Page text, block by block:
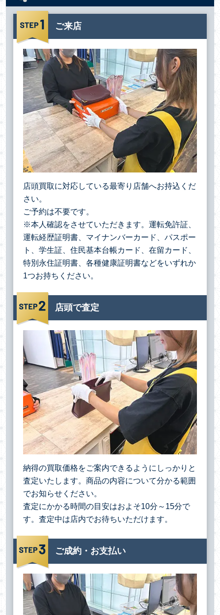
ご来店
店頭買取に対応している最寄り店舗へお持込くだ
さい。
ご予約は不要です。
※本人確認をさせていただきます。運転免許証、
運転経歴証明書、マイナンバーカード、パスポー
ト、学生証、住民基本台帳カード、在留カード、
特別永住証明書、各種健康証明書などをいずれか
1つお持ちください。
店頭で査定
納得の買取価格をご案内できるようにしっかりと
査定いたします。商品の内容について分かる範囲
でお知らせください。
査定にかかる時間の目安はおよそ10分～15分で
す。査定中は店内でお待ちいただけます。
ご成約・お支払い